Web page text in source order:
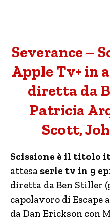
Severance –
Apple Tv+ in
diretta da
Patricia
Scott,
Scissione è il titolo
attesa serie tv in 9
diretta da Ben Stiller
capolavoro di Escape
da Dan Erickson con